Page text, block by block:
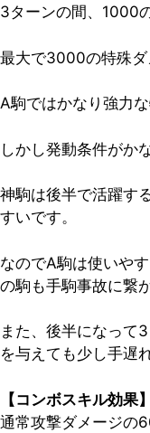
3ターンの間、1000
最大で3000の特殊ダ
A駒ではかなり強力
しかし発動条件がか
神駒は後半で活躍す
すいです。
なのでA駒は使いや
の駒も手駒事故に繋
また、後半になって
を与えても少し手遅
【コンボスキル効果】
通常攻撃ダメージの